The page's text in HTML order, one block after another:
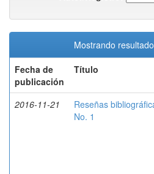
Mostrando
Fecha de
publicación
Título
2016-11-21
Reseñas
No. 1